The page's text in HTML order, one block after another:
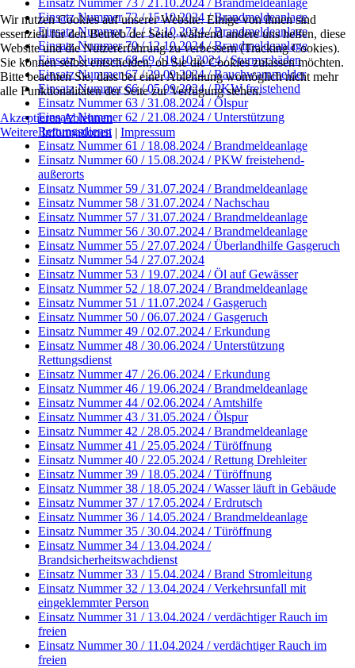
Einsatz Nummer 72 / 15.10.2024 / Brandmeldeanlage
Einsatz Nummer 71 / 13.10.2024 / Brandmeldeanlage
Einsatz Nummer 70 / 12.10.2024 / Brandmeldeanlage
Einsatz Nummer 68-69 / 10.10.2024 / Sturmschäden
Einsatz Nummer 67 / 29.09.2024 / Rauchwarnmelder
Einsatz Nummer 66 / 05.09.2024 / PKW freistehend
Einsatz Nummer 63 / 31.08.2024 / Ölspur
Einsatz Nummer 62 / 21.08.2024 / Unterstützung
Rettungsdienst
Einsatz Nummer 61 / 18.08.2024 / Brandmeldeanlage
Einsatz Nummer 60 / 15.08.2024 / PKW freistehend-
außerorts
Einsatz Nummer 59 / 31.07.2024 / Brandmeldeanlage
Einsatz Nummer 58 / 31.07.2024 / Nachschau
Einsatz Nummer 57 / 31.07.2024 / Brandmeldeanlage
Einsatz Nummer 56 / 30.07.2024 / Brandmeldeanlage
Einsatz Nummer 55 / 27.07.2024 / Überlandhilfe Gasgeruch
Einsatz Nummer 54 / 27.07.2024
Einsatz Nummer 53 / 19.07.2024 / Öl auf Gewässer
Einsatz Nummer 52 / 18.07.2024 / Brandmeldeanlage
Einsatz Nummer 51 / 11.07.2024 / Gasgeruch
Einsatz Nummer 50 / 06.07.2024 / Gasgeruch
Einsatz Nummer 49 / 02.07.2024 / Erkundung
Einsatz Nummer 48 / 30.06.2024 / Unterstützung
Rettungsdienst
Einsatz Nummer 47 / 26.06.2024 / Erkundung
Einsatz Nummer 46 / 19.06.2024 / Brandmeldeanlage
Einsatz Nummer 44 / 02.06.2024 / Amtshilfe
Einsatz Nummer 43 / 31.05.2024 / Ölspur
Einsatz Nummer 42 / 28.05.2024 / Brandmeldeanlage
Einsatz Nummer 41 / 25.05.2024 / Türöffnung
Einsatz Nummer 40 / 22.05.2024 / Rettung Drehleiter
Einsatz Nummer 39 / 18.05.2024 / Türöffnung
Einsatz Nummer 38 / 18.05.2024 / Wasser läuft in Gebäude
Einsatz Nummer 37 / 17.05.2024 / Erdrutsch
Einsatz Nummer 36 / 14.05.2024 / Brandmeldeanlage
Einsatz Nummer 35 / 30.04.2024 / Türöffnung
Einsatz Nummer 34 / 13.04.2024 /
Brandsicherheitswachdienst
Einsatz Nummer 33 / 15.04.2024 / Brand Stromleitung
Einsatz Nummer 32 / 13.04.2024 / Verkehrsunfall mit
eingeklemmter Person
Einsatz Nummer 31 / 13.04.2024 / verdächtiger Rauch im
freien
Einsatz Nummer 30 / 11.04.2024 / verdächtiger Rauch im
freien
Wir nutzen Cookies auf unserer Website. Einige von ihnen sind
essenziell für den Betrieb der Seite, während andere uns helfen, diese
Website und die Nutzererfahrung zu verbessern (Tracking Cookies).
Sie können selbst entscheiden, ob Sie die Cookies zulassen möchten.
Bitte beachten Sie, dass bei einer Ablehnung womöglich nicht mehr
alle Funktionalitäten der Seite zur Verfügung stehen.
AkzeptierenAblehnen
Weitere Informationen| Impressum